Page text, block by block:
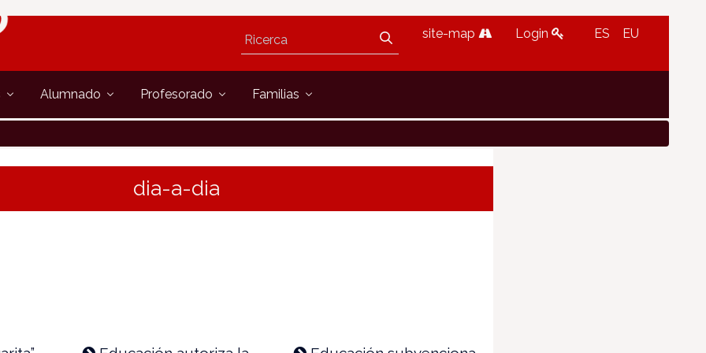
site-map Login ES EU
Alumnado Profesorado Familias
dia-a-dia